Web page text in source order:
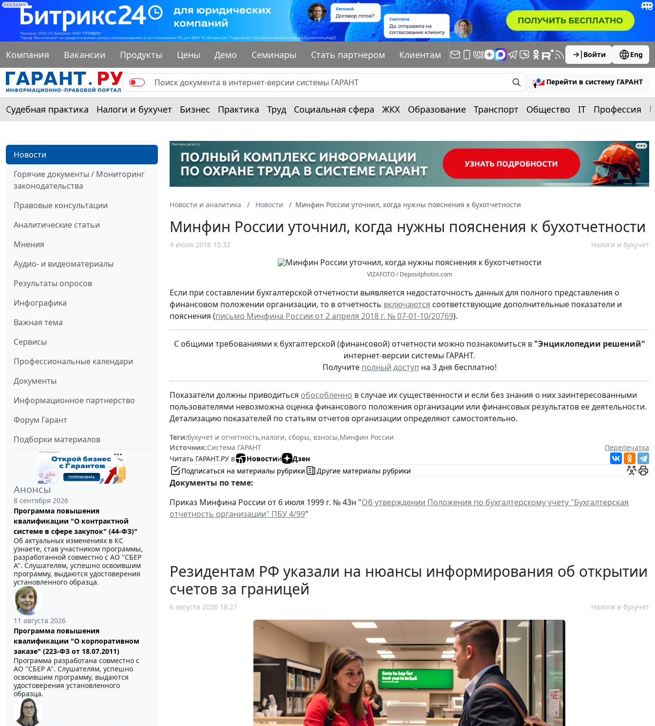
РЕКЛАМА
Компания Вакансии Продукты Цены Демо Семинары Стать партнером Клиентам Войти Eng
Перейти в систему ГАРАНТ
Судебная практика Налоги и бухучет Бизнес Практика Труд Социальная сфера ЖКХ Образование Транспорт Общество IT Профессия
Новости
Горячие документы / Мониторинг
законодательства
Правовые консультации
Аналитические статьи
Мнения
Аудио- и видеоматериалы
Результаты опросов
Инфографика
Важная тема
Сервисы
Профессиональные календари
Документы
Информационное партнерство
Форум Гарант
Подборки материалов
Анонсы
8 сентября 2026
Программа повышения
квалификации "О контрактной
системе в сфере закупок" (44-ФЗ)"
Об актуальных изменениях в КС
узнаете, став участником программы,
разработанной совместно с АО ''СБЕР
А". Слушателям, успешно освоившим
программу, выдаются удостоверения
установленного образца.
11 августа 2026
Программа повышения
квалификации "О корпоративном
заказе" (223-ФЗ от 18.07.2011)
Программа разработана совместно с
АО ''СБЕР А". Слушателям, успешно
освоившим программу, выдаются
удостоверения установленного
образца.
Новости и аналитика Новости Минфин России уточнил, когда нужны пояснения к бухотчетности
Минфин России уточнил, когда нужны пояснения к бухотчетности
4 июля 2018 15:32 Налоги и бухучет
VIZAFOTO / Depositphotos.com
Если при составлении бухгалтерской отчетности выявляется недостаточность данных для полного представления о
финансовом положении организации, то в отчетность включаются соответствующие дополнительные показатели и
пояснения (письмо Минфина России от 2 апреля 2018 г. № 07-01-10/20769).
С общими требованиями к бухгалтерской (финансовой) отчетности можно познакомиться в "Энциклопедии решений"
интернет-версии системы ГАРАНТ.
Получите полный доступ на 3 дня бесплатно!
Показатели должны приводиться обособленно в случае их существенности и если без знания о них заинтересованными
пользователями невозможна оценка финансового положения организации или финансовых результатов ее деятельности.
Детализацию показателей по статьям отчетов организации определяют самостоятельно.
Теги:бухучет и отчетность,налоги, сборы, взносы,Минфин России
Источник:Система ГАРАНТ
Перепечатка
Читать ГАРАНТ.РУ в
Новостии
Дзен
Подписаться на материалы рубрики
Другие материалы рубрики
Документы по теме:
Приказ Минфина России от 6 июля 1999 г. № 43н "Об утверждении Положения по бухгалтерскому учету "Бухгалтерская
отчетность организации" ПБУ 4/99"
Резидентам РФ указали на нюансы информирования об открытии
счетов за границей
6 августа 2026 18:27 Налоги и бухучет